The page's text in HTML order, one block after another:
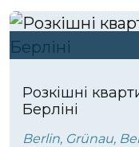
Розкішні
Берліні
Berlin, Grünau,